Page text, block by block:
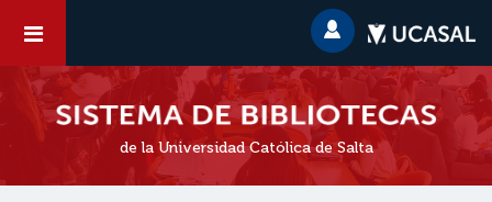
de la Universidad Católica de Salta